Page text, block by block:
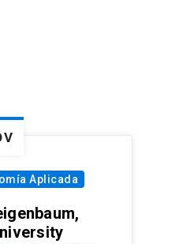
Aplicada